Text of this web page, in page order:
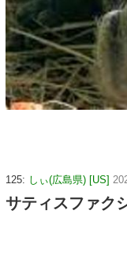
125: しぃ(広島県) [US]
サティスファク